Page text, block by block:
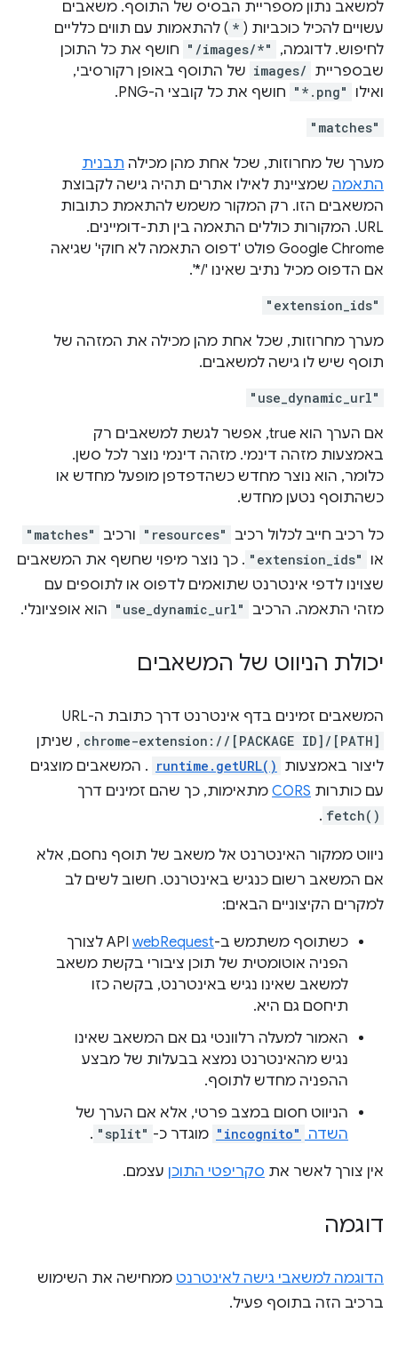
למשאב נתון מספריית הבסיס של התוסף. משאבים
עשויים להכיל כוכביות ( * ) להתאמות עם תווים כלליים
לחיפוש. לדוגמה,
"/images/*" חושף את כל התוכן
שבספריית images/ של התוסף באופן רקורסיבי,
ואילו
"*.png" חושף את כל קובצי ה-PNG.
"matches"
מערך של מחרוזות, שכל אחת מהן מכילה תבנית
התאמה שמציינת לאילו אתרים תהיה גישה לקבוצת
המשאבים הזו. רק המקור משמש להתאמת כתובות
URL. המקורות כוללים התאמה בין תת-דומיינים.
Google Chrome פולט 'דפוס התאמה לא חוקי' שגיאה
אם הדפוס מכיל נתיב שאינו '/*'.
"extension_ids"
מערך מחרוזות, שכל אחת מהן מכילה את המזהה של
תוסף שיש לו גישה למשאבים.
"use_dynamic_url"
אם הערך הוא true, אפשר לגשת למשאבים רק
באמצעות מזהה דינמי. מזהה דינמי נוצר לכל סשן.
כלומר, הוא נוצר מחדש כשהדפדפן מופעל מחדש או
כשהתוסף נטען מחדש.
כל רכיב חייב לכלול רכיב "resources" ורכיב "matches"
או "extension_ids" . כך נוצר מיפוי שחשף את המשאבים
שצוינו לדפי אינטרנט שתואמים לדפוס או לתוספים עם
מזהי התאמה. הרכיב
"use_dynamic_url" הוא אופציונלי.
יכולת הניווט של המשאבים
המשאבים זמינים בדף אינטרנט דרך כתובת ה-URL
chrome-extension://[PACKAGE ID]/[PATH] , שניתן
ליצור באמצעות runtime.getURL() . המשאבים מוצגים
עם כותרות CORS מתאימות, כך שהם זמינים דרך
fetch()
.
ניווט ממקור האינטרנט אל משאב של תוסף נחסם, אלא
אם המשאב רשום כנגיש באינטרנט. חשוב לשים לב
למקרים הקיצוניים הבאים:
כשתוסף משתמש ב-APIwebRequest
לצורך
הפניה אוטומטית של תוכן ציבורי בקשת משאב
למשאב שאינו נגיש באינטרנט, בקשה כזו
תיחסם גם היא.
האמור למעלה רלוונטי גם אם המשאב שאינו
נגיש מהאינטרנט נמצא בבעלות של מבצע
ההפניה מחדש לתוסף.
הניווט חסום במצב פרטי, אלא אם הערך של
השדה
"incognito" מוגדר כ- "split"
.
אין צורך לאשר את סקריפטי התוכן עצמם.
דוגמה
הדוגמה למשאבי גישה לאינטרנט ממחישה את השימוש
ברכיב הזה בתוסף פעיל.